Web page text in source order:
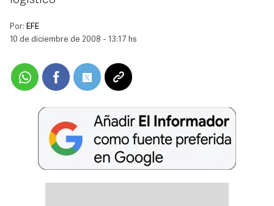
Por: EFE
10 de diciembre de 2008 - 13:17 hs